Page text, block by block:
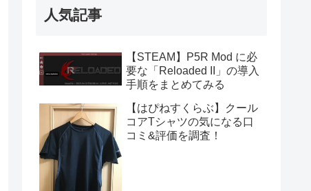
人気記事
【STEAM】P5R Mod に必
要な「Reloaded II」の導入
手順をまとめてみる
【はぴねすくらぶ】クール
コアTシャツの気になる口
コミ&評価を調査！